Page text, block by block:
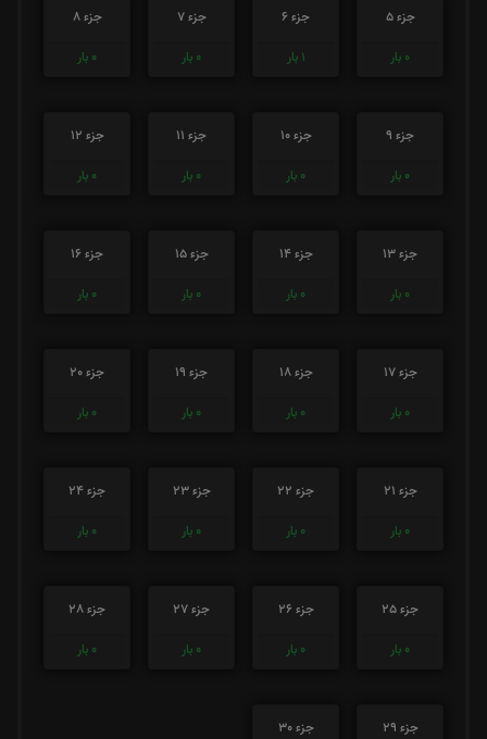
جزء 5
0 بار
جزء 6
1 بار
جزء 7
0 بار
جزء 8
0 بار
جزء 9
0 بار
جزء 10
0 بار
جزء 11
0 بار
جزء 12
0 بار
جزء 13
0 بار
جزء 14
0 بار
جزء 15
0 بار
جزء 16
0 بار
جزء 17
0 بار
جزء 18
0 بار
جزء 19
0 بار
جزء 20
0 بار
جزء 21
0 بار
جزء 22
0 بار
جزء 23
0 بار
جزء 24
0 بار
جزء 25
0 بار
جزء 26
0 بار
جزء 27
0 بار
جزء 28
0 بار
جزء 29
جزء 30